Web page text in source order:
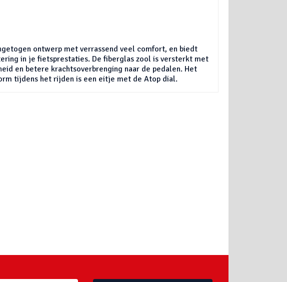
ontwerp met verrassend veel comfort, en biedt
in je fietsprestaties. De fiberglas zool is versterkt met
en betere krachtsoverbrenging naar de pedalen. Het
tijdens het rijden is een eitje met de Atop dial.